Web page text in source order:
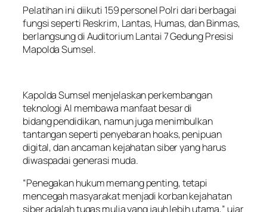
Pelatihan ini diikuti 159 personel Polri dari berbagai
fungsi seperti Reskrim, Lantas, Humas, dan Binmas,
berlangsung di Auditorium Lantai 7 Gedung Presisi
Mapolda Sumsel.
Kapolda Sumsel menjelaskan perkembangan
teknologi AI membawa manfaat besar di
bidang pendidikan, namun juga menimbulkan
tantangan seperti penyebaran hoaks, penipuan
digital, dan ancaman kejahatan siber yang harus
diwaspadai generasi muda.
“Penegakan hukum memang penting, tetapi
mencegah masyarakat menjadi korban kejahatan
siber adalah tugas mulia yang jauh lebih utama,” ujar